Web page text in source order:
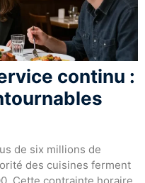
continu :
de six millions de
des cuisines ferment